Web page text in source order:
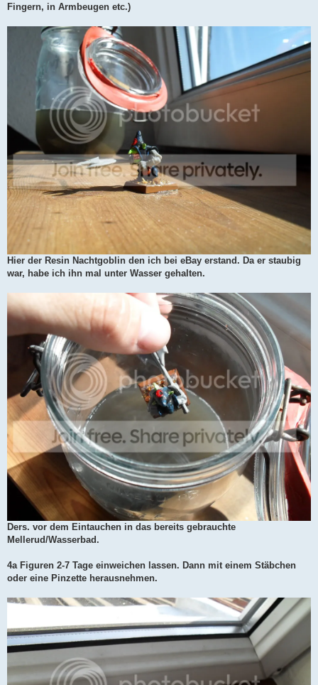
Fingern, in Armbeugen etc.)
Hier der Resin Nachtgoblin den ich bei eBay erstand. Da er staubig
war, habe ich ihn mal unter Wasser gehalten.
Ders. vor dem Eintauchen in das bereits gebrauchte
Mellerud/Wasserbad.
4a Figuren 2-7 Tage einweichen lassen. Dann mit einem Stäbchen
oder eine Pinzette herausnehmen.